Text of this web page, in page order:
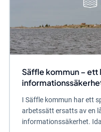
Säffle kommun –
I Säffle kommun har ett
arbetssätt ersatts av en
informationssäkerhet.